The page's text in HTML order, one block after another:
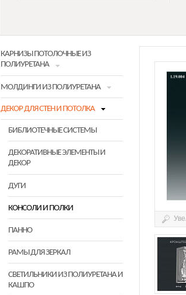
КАРНИЗЫ ПОТОЛОЧНЫЕ ИЗ
ПОЛИУРЕТАНА
МОЛДИНГИ ИЗ ПОЛИУРЕТАНА
ДЕКОР ДЛЯ СТЕН И ПОТОЛКА
БИБЛИОТЕЧНЫЕ СИСТЕМЫ
ДЕКОРАТИВНЫЕ ЭЛЕМЕНТЫ И
ДЕКОР
ДУГИ
КОНСОЛИ И ПОЛКИ
ПАННО
РАМЫ ДЛЯ ЗЕРКАЛ
СВЕТИЛЬНИКИ ИЗ ПОЛИУРЕТАНА И
КАШПО